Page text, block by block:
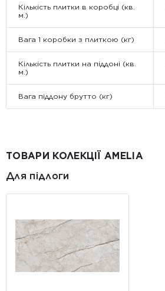
Кількість плитки в коробці (кв.
м.)
Вага 1 коробки з плиткою (кг)
Кількість плитки на піддоні (кв.
м.)
Вага піддону брутто (кг)
ТОВАРИ КОЛЕКЦІЇ AMELIA
Для підлоги